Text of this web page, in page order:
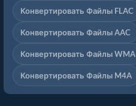
Конвертировать Файлы FLAC
Конвертировать Файлы AAC
Конвертировать Файлы WMA
Конвертировать Файлы M4A